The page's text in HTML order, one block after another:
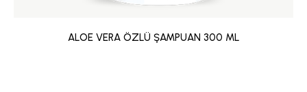
ALOE VERA ÖZLÜ ŞAMPUAN 300 ML